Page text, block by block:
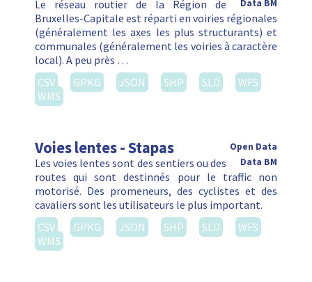
Data BM
Le réseau routier de la Région de
Bruxelles-Capitale est réparti en voiries régionales
(généralement les axes les plus structurants) et
communales (généralement les voiries à caractère
local). A peu près …
CSV
GPKG JSON SHP SLD
WFS
WMS
Voies lentes - Stapas
Open Data
Data BM
Les voies lentes sont des sentiers ou des
routes qui sont destinnés pour le traffic non
motorisé. Des promeneurs, des cyclistes et des
cavaliers sont les utilisateurs le plus important.
CSV
GPKG JSON SHP SLD
WFS
WMS